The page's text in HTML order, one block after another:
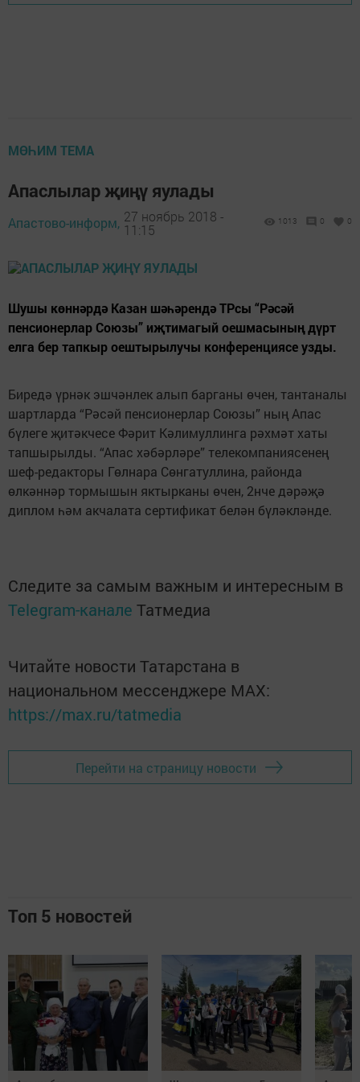
МӨҺИМ ТЕМА
Апаслылар җиңү яулады
Апастово-информ, 27 ноябрь 2018 -
11:15
1013 0 0
Шушы көннәрдә Казан шәһәрендә ТРсы “Рәсәй
пенсионерлар Союзы” иҗтимагый оешмасының дүрт
елга бер тапкыр оештырылучы конференциясе узды.
Биредә үрнәк эшчәнлек алып барганы өчен, тантаналы
шартларда “Рәсәй пенсионерлар Союзы” ның Апас
бүлеге җитәкчесе Фәрит Кәлимуллинга рәхмәт хаты
тапшырылды. “Апас хәбәрләре” телекомпаниясенең
шеф-редакторы Гөлнара Сөнгатуллина, районда
өлкәннәр тормышын яктырканы өчен, 2нче дәрәҗә
диплом һәм акчалата сертификат белән бүләкләнде.
Следите за самым важным и интересным в
Telegram-канале Татмедиа
Читайте новости Татарстана в
национальном мессенджере MАХ:
https://max.ru/tatmedia
Перейти на страницу новости
Топ 5 новостей